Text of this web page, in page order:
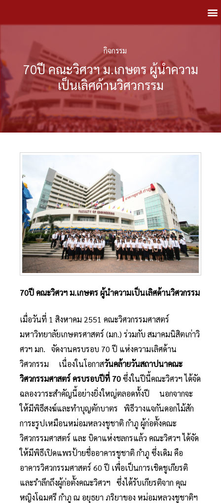
กิจกรรม
70ปี คณะวิศวฯ ม.เกษตร ผู้นำความ
เป็นเลิศด้านวิศวกรรม
70ปี คณะวิศวฯ ม.เกษตร ผู้นำความเป็นเลิศด้านวิศวกรรม
เมื่อวันที่ 1 สิงหาคม 2551 คณะวิศวกรรมศาสตร์
มหาวิทยาลัยเกษตรศาสตร์ (มก.) ร่วมกับ สมาคมนิสิตเก่าวิ
ศวฯ มก. จัดงานครบรอบ 70 ปี แห่งความเลิศด้าน
วิศวกรรม เนื่องในโอกาสวันคล้ายวันสถาปนาคณะ
วิศวกรรมศาสตร์ ครบรอบปีที่ 70ซึ่งในปีนี้คณะวิศวฯ ได้จัด
ฉลองวาระสำคัญนี้อย่างยิ่งใหญ่ตลอดทั้งปี นอกจากจะ
ให้มีพิธีสงฆ์และทำบุญตักบาตร พิธีวางแจกันดอกไม้สัก
การะรูปเหมือนหม่อมหลวงชูชาติ กำภู ผู้ก่อตั้งคณะ
วิศวกรรมศาสตร์ และ บิดาแห่งชลกรแล้ว คณะวิศวฯ ได้จัด
ให้มีพิธีเปิดแพรป้ายชื่ออาคารชูชาติ กำภู ซึ่งเดิม คือ
อาคารวิศวกรรมศาสตร์ 60 ปี เพื่อเป็นการเชิดชูเกียรติ
และรำลึกถึงผู้ก่อตั้งคณะวิศวฯ ซึ่งได้รับเกียรติจาก คุณ
หญิงโฉมศรี กำภู ณ อยุธยา ภริยาของ หม่อมหลวงชูชาติฯ